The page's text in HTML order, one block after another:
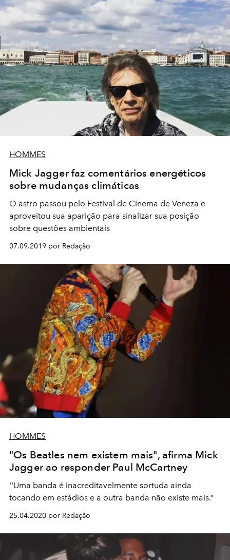
HOMMES
Mick Jagger faz comentários energéticos
sobre mudanças climáticas
O astro passou pelo Festival de Cinema de Veneza e
aproveitou sua aparição para sinalizar sua posição
sobre questões ambientais
07.09.2019 por Redação
HOMMES
"Os Beatles nem existem mais", afirma Mick
Jagger ao responder Paul McCartney
''Uma banda é inacreditavelmente sortuda ainda
tocando em estádios e a outra banda não existe mais.”
25.04.2020 por Redação